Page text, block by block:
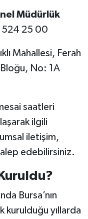
Müdürlük
524 25 00
Mahallesi, Ferah
No: 1A
saatleri
ilgili
iletişim,
edebilirsiniz.
Bursa’nın
kurulduğu yıllarda